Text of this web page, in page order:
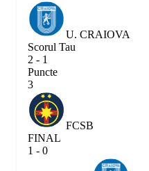
U. CRAIOVA
Scorul Tau
2 - 1
Puncte
3
FCSB
FINAL
1 - 0